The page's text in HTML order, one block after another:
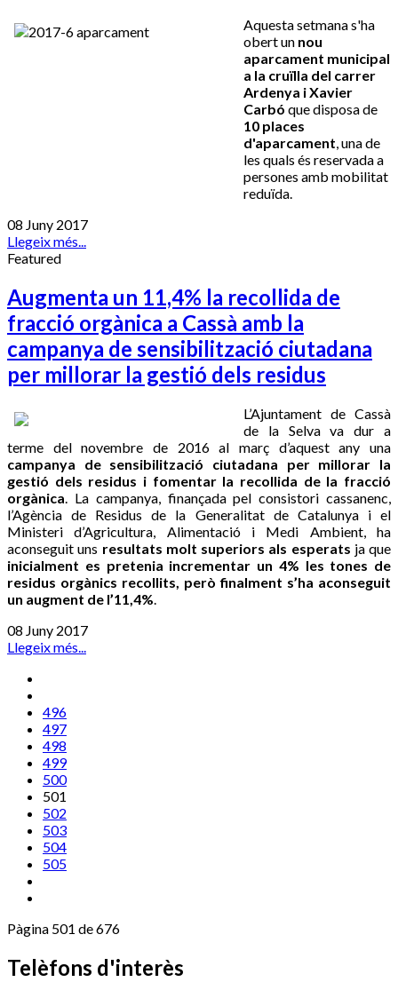
Aquesta setmana s'ha
obert un nou
aparcament municipal
a la cruïlla del carrer
Ardenya i Xavier
Carbó que disposa de
10 places
d'aparcament, una de
les quals és reservada a
persones amb mobilitat
reduïda.
08 Juny 2017
Llegeix més...
Featured
Augmenta un 11,4% la recollida de
fracció orgànica a Cassà amb la
campanya de sensibilització ciutadana
per millorar la gestió dels residus
L’Ajuntament de Cassà
de la Selva va dur a
terme del novembre de 2016 al març d’aquest any una
campanya de sensibilització ciutadana per millorar la
gestió dels residus i fomentar la recollida de la fracció
orgànica. La campanya, finançada pel consistori cassanenc,
l’Agència de Residus de la Generalitat de Catalunya i el
Ministeri d’Agricultura, Alimentació i Medi Ambient, ha
aconseguit uns resultats molt superiors als esperats ja que
inicialment es pretenia incrementar un 4% les tones de
residus orgànics recollits, però finalment s’ha aconseguit
un augment de l’11,4%.
08 Juny 2017
Llegeix més...
496
497
498
499
500
501
502
503
504
505
Pàgina 501 de 676
Telèfons d'interès